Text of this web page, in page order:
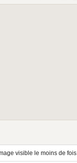
visible le moins de fois